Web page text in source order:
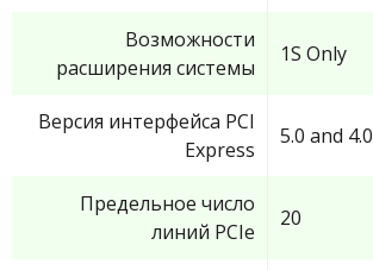
Возможности
расширения системы
1S Only
Версия интерфейса PCI
Express
5.0 and 4.0
Предельное число
линий PCIe
20